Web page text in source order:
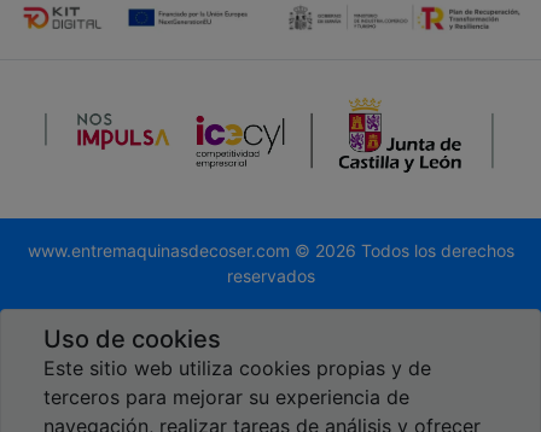
www.entremaquinasdecoser.com © 2026 Todos los derechos
reservados
Uso de cookies
Este sitio web utiliza cookies propias y de
terceros para mejorar su experiencia de
navegación, realizar tareas de análisis y ofrecer